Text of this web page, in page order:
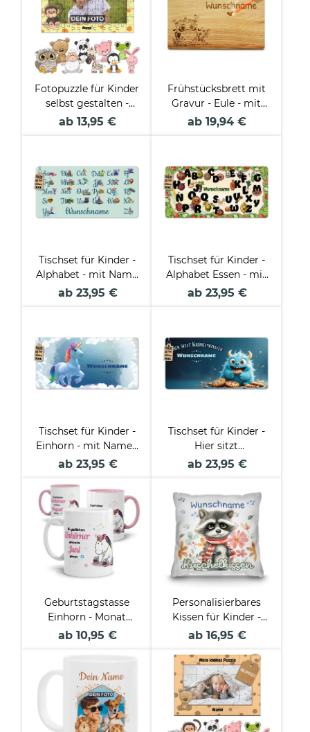
Fotopuzzle für Kinder
selbst gestalten -
Mein kleines Puzzle
ab 13,95 €
Frühstücksbrett mit
Gravur - Eule - mit
Name
ab 19,94 €
Tischset für Kinder -
Alphabet - mit Name
- 2 Größen
ab 23,95 €
Tischset für Kinder -
Alphabet Essen - mit
Name - 2 Größen
ab 23,95 €
Tischset für Kinder -
Einhorn - mit Name -
2 Größen
ab 23,95 €
Tischset für Kinder -
Hier sitzt
Krümelmonster - mit
ab 23,95 €
Geburtstagstasse
Einhorn - Monat
wählbar
ab 10,95 €
Personalisierbares
Kissen für Kinder -
mit Name -
Verschiedene Farben
ab 16,95 €